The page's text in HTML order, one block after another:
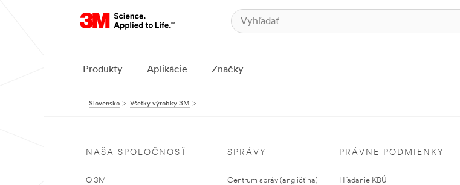
Produkty Aplikácie Značky
Slovensko Všetky výrobky 3M
NAŠA SPOLOČNOSŤ
O 3M
SPRÁVY
Centrum správ (angličtina)
PRÁVNE PODMIENKY
Hľadanie KBÚ